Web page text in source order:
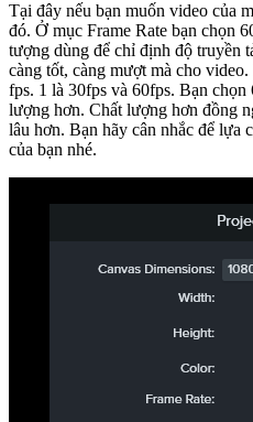
Tại đây nếu bạn muốn video của
đó. Ở mục Frame Rate bạn chọn
tượng dùng để chỉ định độ truyền
càng tốt, càng mượt mà cho
fps. 1 là 30fps và 60fps. Bạn
lượng hơn. Chất lượng hơn đồng
lâu hơn. Bạn hãy cân nhắc để lựa
của bạn nhé.